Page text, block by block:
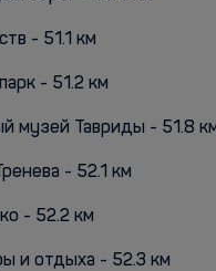
- 51.1 км
- 51.2 км
музей Тавриды - 51.8
- 52.1 км
- 52.2 км
и отдыха - 52.3 км